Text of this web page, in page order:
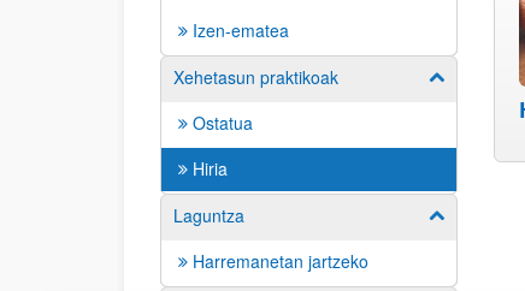
Izen-ematea
Xehetasun praktikoak
Unterseiten
Ostatua
Hiria
Laguntza
Unterseiten
Harremanetan jartzeko